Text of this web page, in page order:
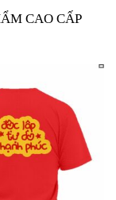
CAO CẤP